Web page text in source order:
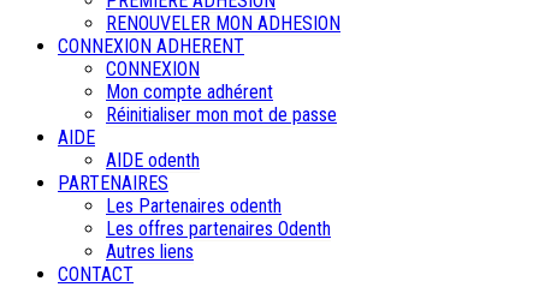
RENOUVELER MON ADHESION
CONNEXION ADHERENT
CONNEXION
Mon compte adhérent
Réinitialiser mon mot de passe
AIDE
AIDE odenth
PARTENAIRES
Les Partenaires odenth
Les offres partenaires Odenth
Autres liens
CONTACT